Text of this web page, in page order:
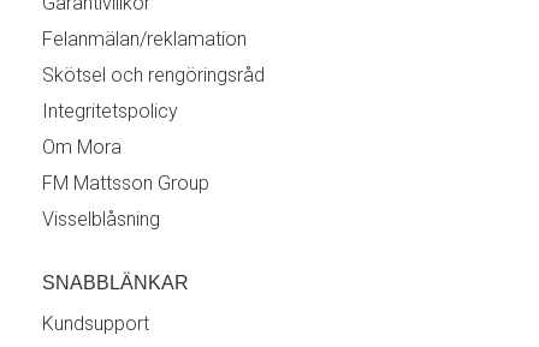
Felanmälan/reklamation
Skötsel och rengöringsråd
Integritetspolicy
Om Mora
FM Mattsson Group
Visselblåsning
SNABBLÄNKAR
Kundsupport